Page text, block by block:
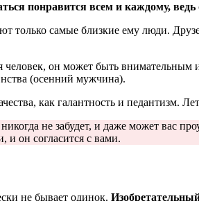
понравится всем и каждому, ведь
только самые близкие ему люди.
человек, он может быть
(осенний мужчина).
как галантность и педантизм.
не забудет, и даже может вас
и он согласится с вами.
не бывает одинок.